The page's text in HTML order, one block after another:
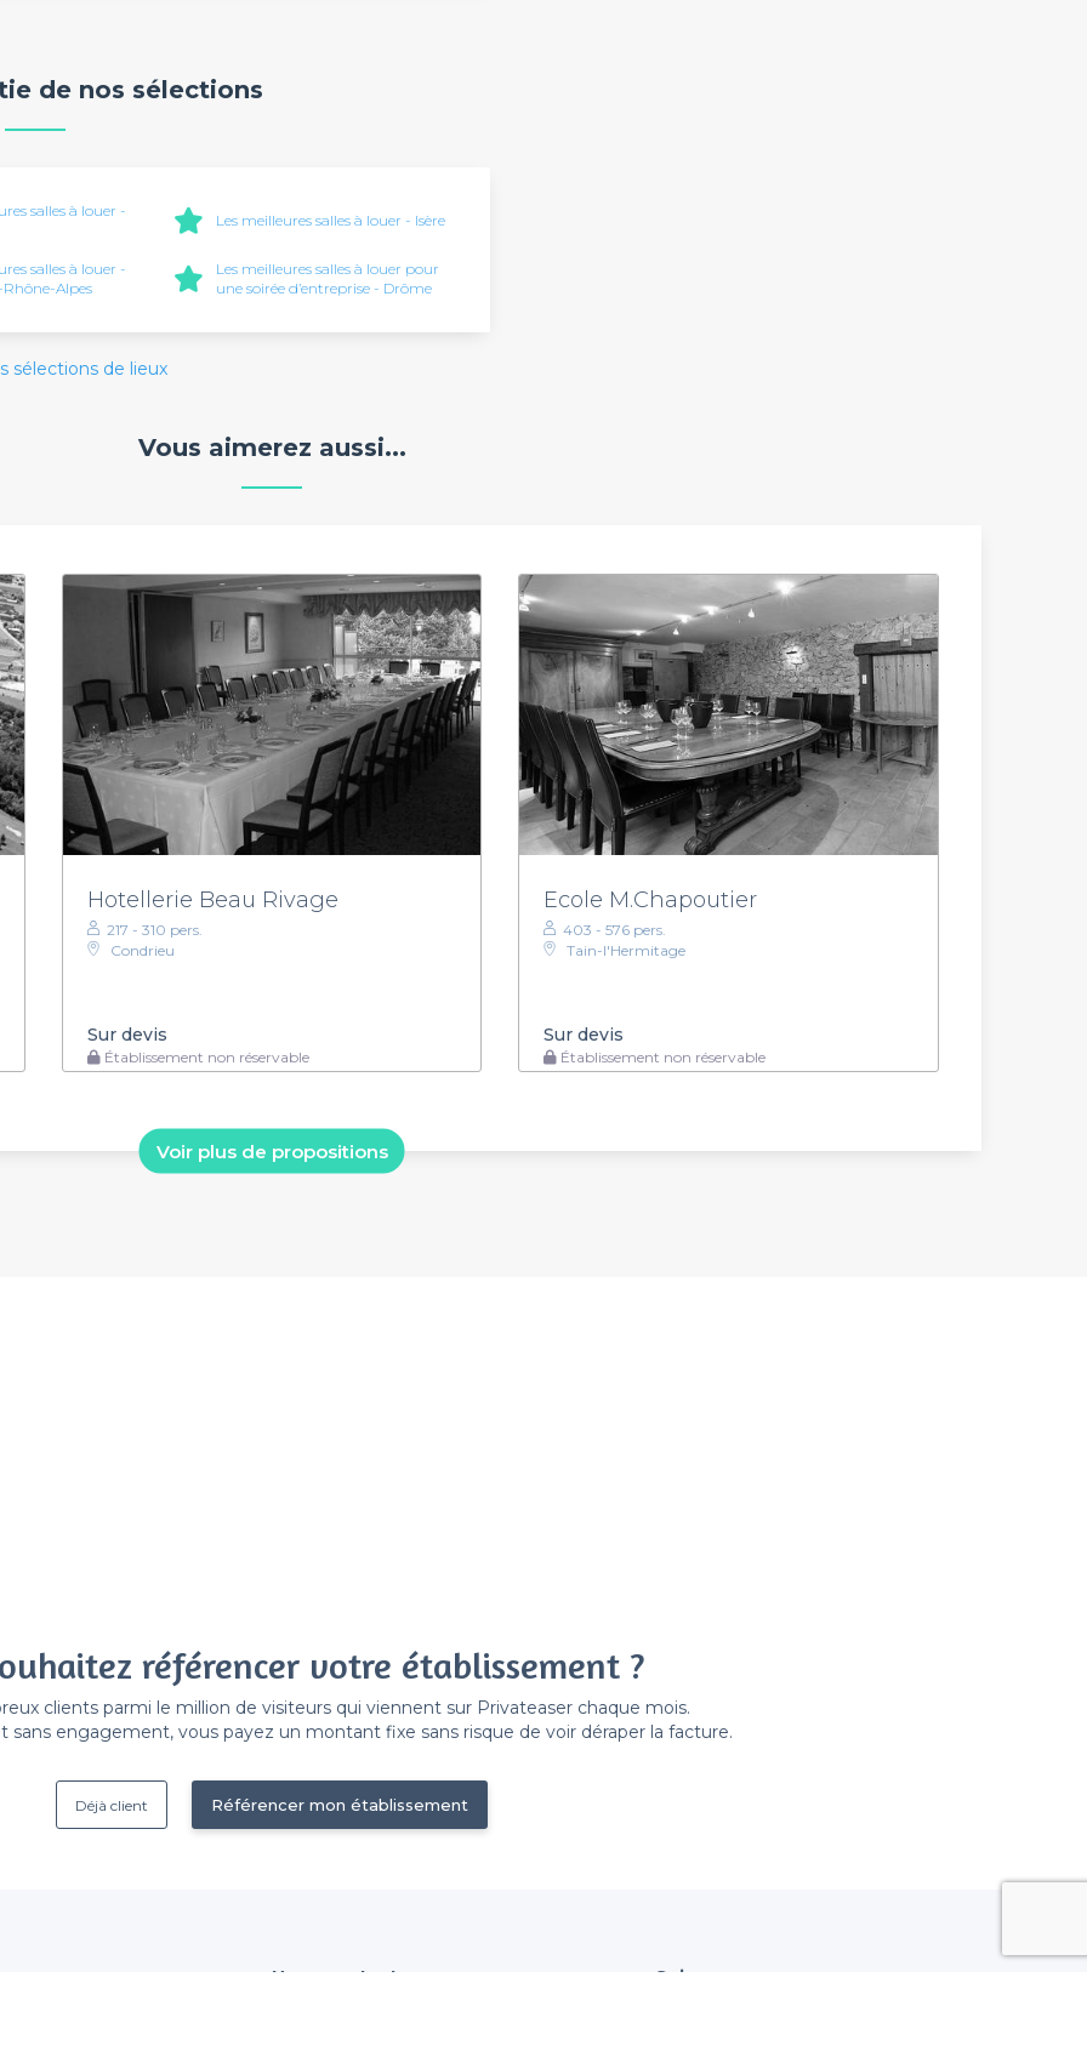
de nos sélections
salles à louer -
Les meilleures salles à louer - Isère
salles à louer -
Alpes
Les meilleures salles à louer pour
une soirée d’entreprise - Drôme
sélections de lieux
Vous aimerez aussi...
Hotellerie Beau Rivage
217 - 310 pers.
Condrieu
Sur devis
Établissement non réservable
Ecole M.Chapoutier
403 - 576 pers.
Tain-l'Hermitage
Sur devis
Établissement non réservable
Voir plus de propositions
référencer votre établissement ?
clients parmi le million de visiteurs qui viennent sur Privateaser chaque mois.
sans engagement, vous payez un montant fixe sans risque de voir déraper la facture.
Référencer mon établissement
Déjà client
Nous contacter Suivez nous